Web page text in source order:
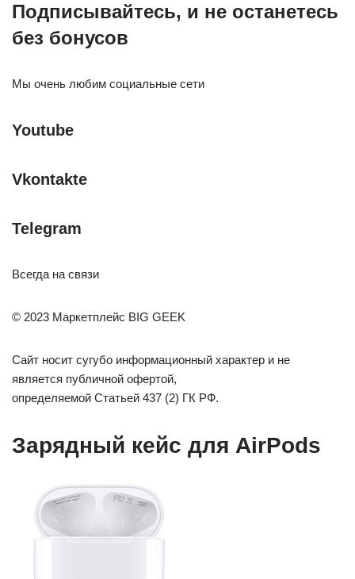
Подписывайтесь, и не останетесь
без бонусов
Мы очень любим социальные сети
Youtube
Vkontakte
Telegram
Всегда на связи
© 2023 Маркетплейс BIG GEEK
Сайт носит сугубо информационный характер и не
является публичной офертой,
определяемой Статьей 437 (2) ГК РФ.
Зарядный кейс для AirPods